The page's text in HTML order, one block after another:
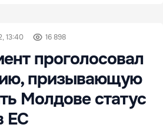
13:40 16 898
проголосовал
призывающую
Молдове статус
ЕС